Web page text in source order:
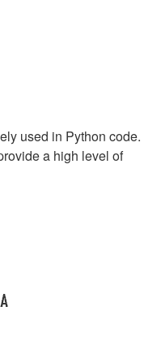
used in Python code.
a high level of